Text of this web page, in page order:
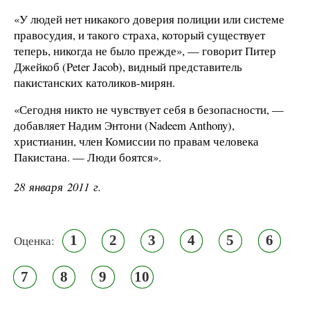
«У людей нет никакого доверия полиции или системе
правосудия, и такого страха, который существует
теперь, никогда не было прежде», — говорит Питер
Джейкоб (Peter Jacob), видный представитель
пакистанских католиков-мирян.
«Сегодня никто не чувствует себя в безопасности, —
добавляет Надим Энтони (Nadeem Anthony),
христианин, член Комиссии по правам человека
Пакистана. — Люди боятся».
28 января 2011 г.
Оценка: 1 2 3 4 5 6
7 8 9 10